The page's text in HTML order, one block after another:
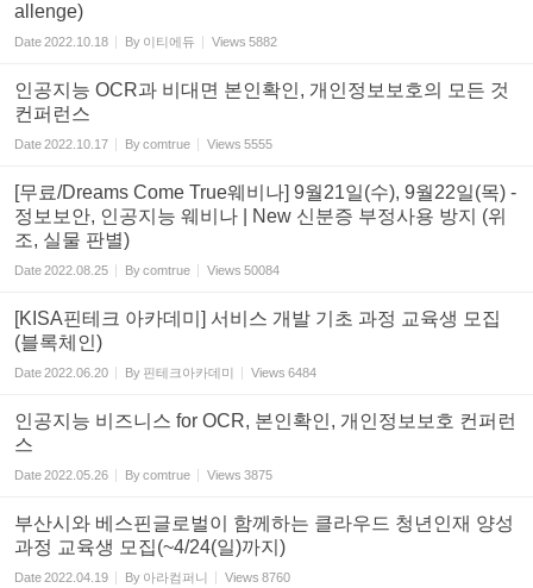
allenge)
Date2022.10.18 By 이티에듀 Views 5882
인공지능 OCR과 비대면 본인확인, 개인정보보호의 모든 것
컨퍼런스
Date2022.10.17 Bycomtrue Views 5555
[무료/Dreams Come True웨비나] 9월21일(수), 9월22일(목) -
정보보안, 인공지능 웨비나 | New 신분증 부정사용 방지 (위
조, 실물 판별)
Date2022.08.25 Bycomtrue Views 50084
[KISA핀테크 아카데미] 서비스 개발 기초 과정 교육생 모집
(블록체인)
Date2022.06.20 By 핀테크아카데미 Views 6484
인공지능 비즈니스 for OCR, 본인확인, 개인정보보호 컨퍼런
스
Date2022.05.26 Bycomtrue Views 3875
부산시와 베스핀글로벌이 함께하는 클라우드 청년인재 양성
과정 교육생 모집(~4/24(일)까지)
Date2022.04.19 By 아라컴퍼니 Views 8760